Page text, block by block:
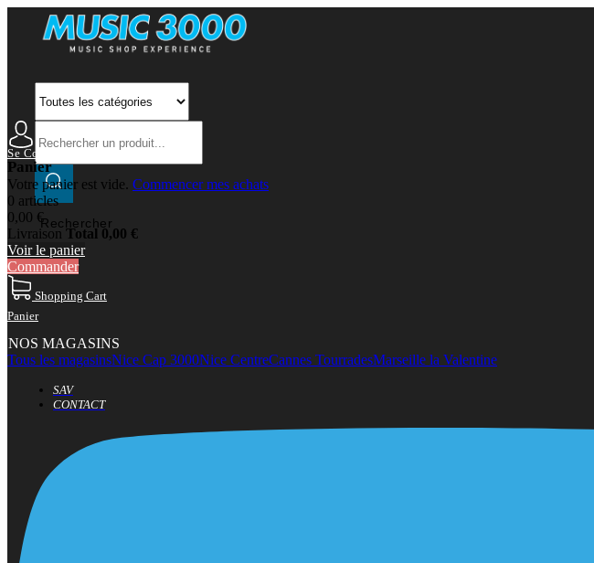
Rechercher
Se Connecter Mon Compte
Panier
Votre panier est vide. Commencer mes achats
0 articles
0,00 €
Livraison Total 0,00 €
Voir le panier
Commander
Shopping Cart
Panier
NOS MAGASINS
Tous les magasinsNice Cap 3000Nice CentreCannes TourradesMarseille la Valentine
SAV
CONTACT